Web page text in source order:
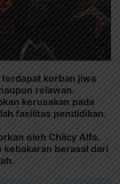
terdapat korban jiwa
relawan.
kerusakan pada
fasilitas pendidikan.
oleh Chiicy Alfa.
berasal dari